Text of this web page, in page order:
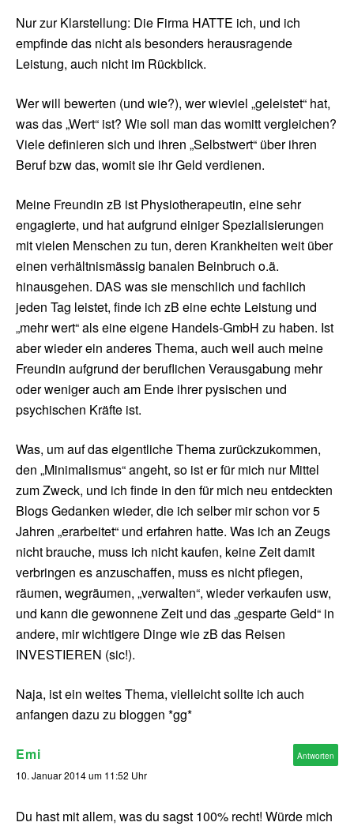
Nur zur Klarstellung: Die Firma HATTE ich, und ich
empfinde das nicht als besonders herausragende
Leistung, auch nicht im Rückblick.
Wer will bewerten (und wie?), wer wieviel „geleistet“ hat,
was das „Wert“ ist? Wie soll man das womitt vergleichen?
Viele definieren sich und ihren „Selbstwert“ über ihren
Beruf bzw das, womit sie ihr Geld verdienen.
Meine Freundin zB ist Physiotherapeutin, eine sehr
engagierte, und hat aufgrund einiger Spezialisierungen
mit vielen Menschen zu tun, deren Krankheiten weit über
einen verhältnismässig banalen Beinbruch o.ä.
hinausgehen. DAS was sie menschlich und fachlich
jeden Tag leistet, finde ich zB eine echte Leistung und
„mehr wert“ als eine eigene Handels-GmbH zu haben. Ist
aber wieder ein anderes Thema, auch weil auch meine
Freundin aufgrund der beruflichen Verausgabung mehr
oder weniger auch am Ende ihrer pysischen und
psychischen Kräfte ist.
Was, um auf das eigentliche Thema zurückzukommen,
den „Minimalismus“ angeht, so ist er für mich nur Mittel
zum Zweck, und ich finde in den für mich neu entdeckten
Blogs Gedanken wieder, die ich selber mir schon vor 5
Jahren „erarbeitet“ und erfahren hatte. Was ich an Zeugs
nicht brauche, muss ich nicht kaufen, keine Zeit damit
verbringen es anzuschaffen, muss es nicht pflegen,
räumen, wegräumen, „verwalten“, wieder verkaufen usw,
und kann die gewonnene Zeit und das „gesparte Geld“ in
andere, mir wichtigere Dinge wie zB das Reisen
INVESTIEREN (sic!).
Naja, ist ein weites Thema, vielleicht sollte ich auch
anfangen dazu zu bloggen *gg*
Emi
10. Januar 2014 um 11:52 Uhr
Du hast mit allem, was du sagst 100% recht! Würde mich
Antworten